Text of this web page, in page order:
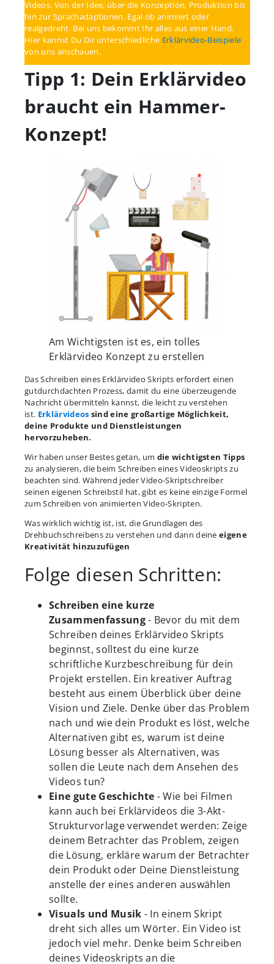
Videos. Von der Idee, über die Konzeption, Produktion bis
hin zur Sprachadaptionen. Egal ob animiert oder
realgedreht. Bei uns bekommt Ihr alles aus einer Hand.
Hier kannst Du Dir unterschiedliche Erklärvideo-Beispiele
von uns anschauen.
Tipp 1: Dein Erklärvideo
braucht ein Hammer-
Konzept!
Am Wichtigsten ist es, ein tolles
Erklärvideo Konzept zu erstellen
Das Schreiben eines Erklärvideo Skripts erfordert einen
gutdurchdachten Prozess, damit du eine überzeugende
Nachricht übermitteln kannst, die leicht zu verstehen
ist. Erklärvideos sind eine großartige Möglichkeit,
deine Produkte und Dienstleistungen
hervorzuheben.
Wir haben unser Bestes getan, um die wichtigsten Tipps
zu analysieren, die beim Schreiben eines Videoskripts zu
beachten sind. Während jeder Video-Skriptschreiber
seinen eigenen Schreibstil hat, gibt es keine einzige Formel
zum Schreiben von animierten Video-Skripten.
Was wirklich wichtig ist, ist, die Grundlagen des
Drehbuchschreibens zu verstehen und dann deineeigene
Kreativität hinzuzufügen
Folge diesen Schritten:
Schreiben eine kurze
Zusammenfassung- Bevor du mit dem
Schreiben deines Erklärvideo Skripts
beginnst, solltest du eine kurze
schriftliche Kurzbeschreibung für dein
Projekt erstellen. Ein kreativer Auftrag
besteht aus einem Überblick über deine
Vision und Ziele. Denke über das Problem
nach und wie dein Produkt es löst, welche
Alternativen gibt es, warum ist deine
Lösung besser als Alternativen, was
sollen die Leute nach dem Ansehen des
Videos tun?
Eine gute Geschichte - Wie bei Filmen
kann auch bei Erklärvideos die 3-Akt-
Strukturvorlage verwendet werden: Zeige
deinem Betrachter das Problem, zeigen
die Lösung, erkläre warum der Betrachter
dein Produkt oder Deine Dienstleistung
anstelle der eines anderen auswählen
sollte.
Visuals und Musik - In einem Skript
dreht sich alles um Wörter. Ein Video ist
jedoch viel mehr. Denke beim Schreiben
deines Videoskripts an die